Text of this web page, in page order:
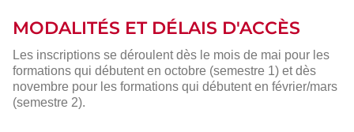
MODALITÉS ET DÉLAIS D'ACCÈS
Les inscriptions se déroulent dès le mois de mai pour les
formations qui débutent en octobre (semestre 1) et dès
novembre pour les formations qui débutent en février/mars
(semestre 2).